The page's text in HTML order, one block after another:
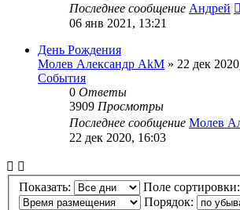
Последнее сообщение Андрей
06 янв 2021, 13:21
День Рождения
Молев Александр AkM » 22 дек
События
0 Ответы
3909 Просмотры
Последнее сообщение Молев
22 дек 2020, 16:03
Показать:
Поле сортировки:
Порядок: